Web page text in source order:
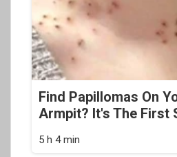
Find Papillomas On
Armpit? It's The First
5 h 4 min